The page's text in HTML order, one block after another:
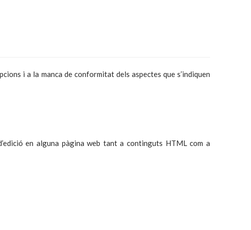
i a la manca de conformitat dels aspectes que s’indiquen
en alguna pàgina web tant a continguts HTML com a